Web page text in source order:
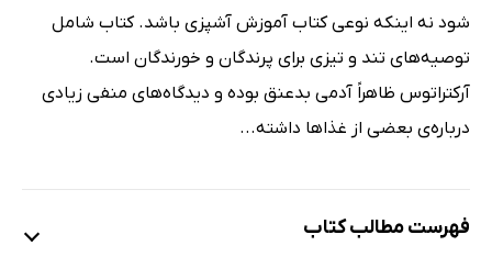
شود نه اینکه نوعی کتاب آموزش آشپزی باشد. کتاب شامل
توصیه‌های تند و تیزی برای پرندگان و خورندگان است.
آرکتراتوس ظاهراً آدمی بدعنق بوده و دیدگاه‌های منفی زیادی
درباره‌ی بعضی از غذاها داشته...
فهرست مطالب کتاب